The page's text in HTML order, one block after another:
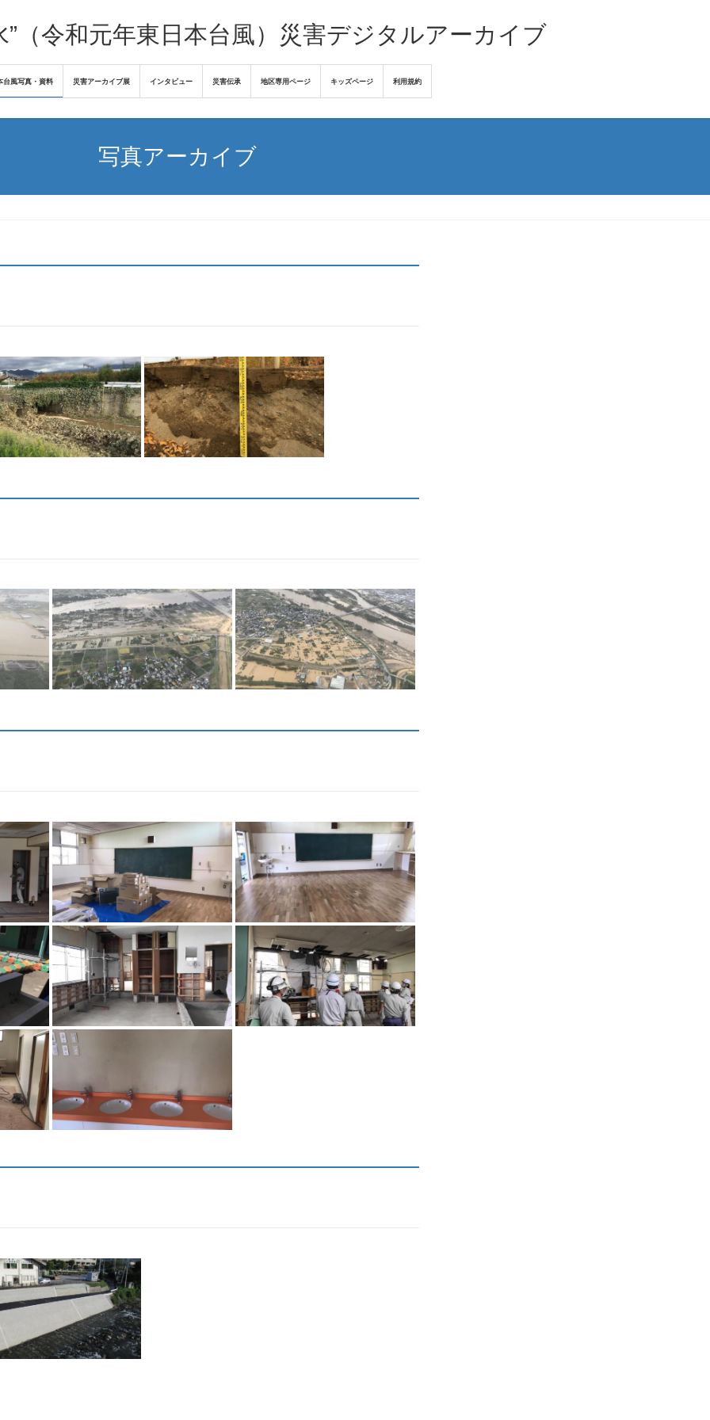
”（令和元年東日本台風）災害デジタルアーカイブ
台風写真・資料 災害アーカイブ展 インタビュー 災害伝承 地区専用ページ キッズページ 利用規約
写真アーカイブ